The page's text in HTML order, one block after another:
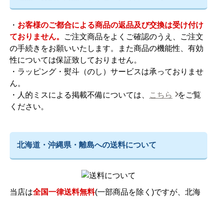
・ お客様のご都合による商品の返品及び交換は受け付け
ておりません。
ご注文商品をよくご確認のうえ、ご注文
の手続きをお願いいたします。また商品の機能性、有効
性については保証致しておりません。
・ラッピング・熨斗（のし）サービスは承っておりませ
ん。
・人的ミスによる掲載不備については、
こちら
をご覧
ください。
北海道・沖縄県・離島への送料について
当店は全国一律送料無料(一部商品を除く)ですが、北海